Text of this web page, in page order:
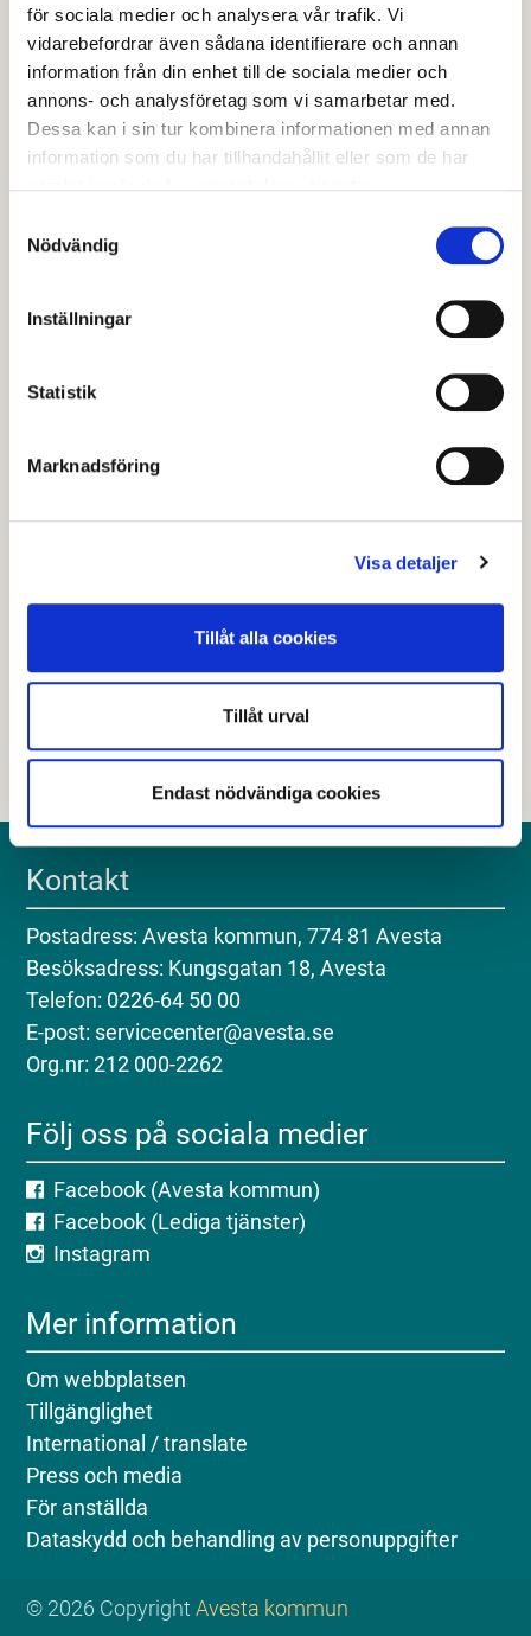
för sociala medier och analysera vår trafik. Vi
vidarebefordrar även sådana identifierare och annan
information från din enhet till de sociala medier och
annons- och analysföretag som vi samarbetar med.
Dessa kan i sin tur kombinera informationen med annan
information som du har tillhandahållit eller som de har
Nödvändig
Inställningar
Statistik
Marknadsföring
Visa detaljer
Tillåt alla cookies
Tillåt urval
Endast nödvändiga cookies
Tillstånd för enskild avloppsanläggning
Registrering av livsmedelsanläggning
Anmälan miljöfarlig verksamhet
Anmälan om installation av värmepump
Utsättning vid nybyggnation
Bygglov
Detaljplan
Arbetet på miljö- och byggförvaltningen regleras av
Hjälpte den här informationen dig?
Nej
Kontakt
Postadress: Avesta kommun, 774 81 Avesta
Besöksadress: Kungsgatan 18, Avesta
Telefon: 0226-64 50 00
E-post: servicecenter@avesta.se
Org.nr: 212 000-2262
Följ oss på sociala medier
Facebook (Avesta kommun)
Facebook (Lediga tjänster)
Instagram
Mer information
Om webbplatsen
Tillgänglighet
International / translate
Press och media
För anställda
Dataskydd och behandling av personuppgifter
© 2026 CopyrightAvesta kommun